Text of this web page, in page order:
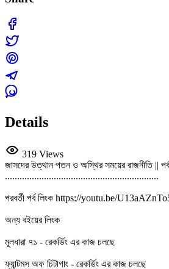
Details
319 Views
জাসদের উত্থান পতন ও অস্থির সময়ের রাজনীতি ||
...............................................................
পরবর্তী পর্ব লিংক https://youtu.be/
অন্য বইয়ের লিংক
মূলধারা ৭১ - রেকর্ডিং এর কাজ চলছে
ফ্যান্টমস অফ চিটাগাং - রেকর্ডিং এর কাজ চলছে